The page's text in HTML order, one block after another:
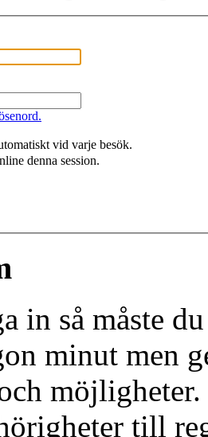
vid varje besök.
denna session.
in så måste
minut men
till